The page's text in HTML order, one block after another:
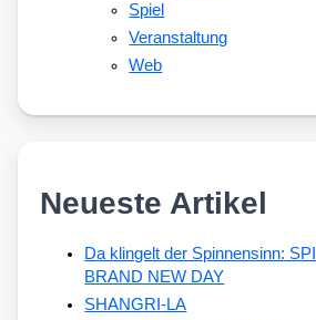
Spiel
Veranstaltung
Web
Neueste Artikel
Da klingelt der Spinnensinn:
BRAND NEW DAY
SHANGRI-LA